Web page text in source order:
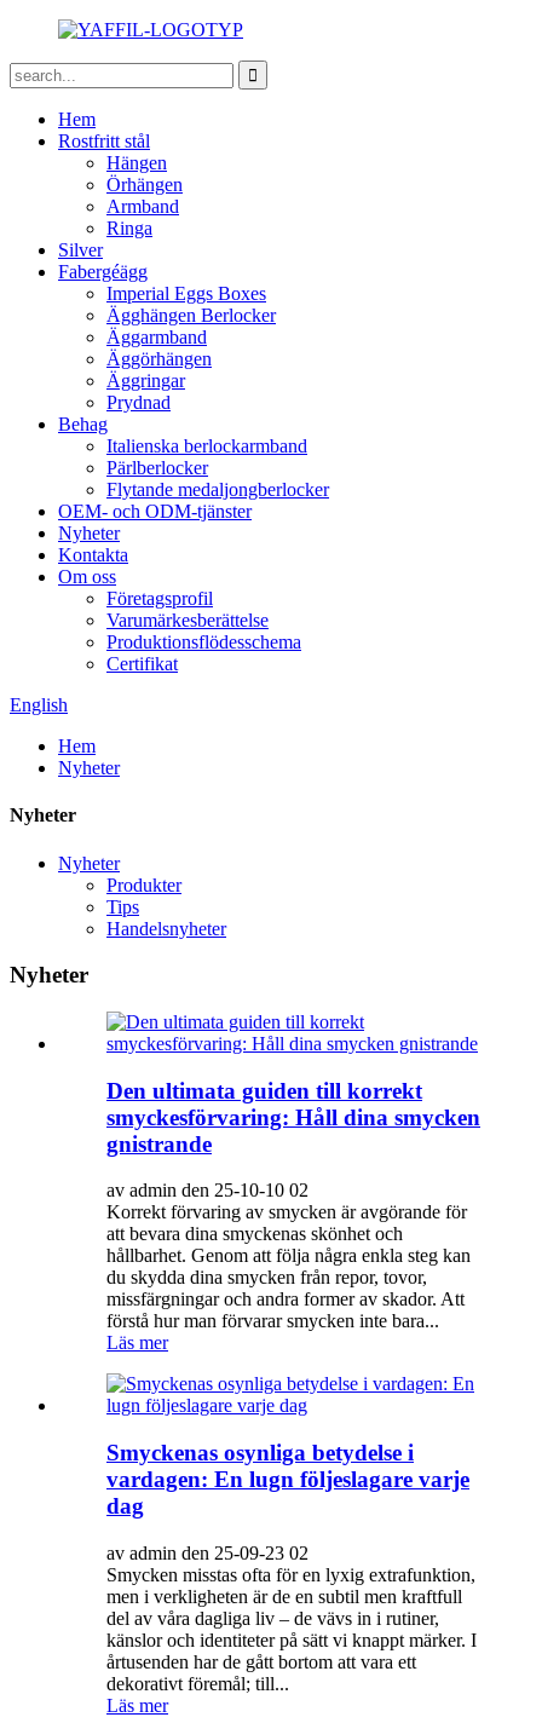
Hem
Rostfritt stål
Hängen
Örhängen
Armband
Ringa
Silver
Fabergéägg
Imperial Eggs Boxes
Ägghängen Berlocker
Äggarmband
Äggörhängen
Äggringar
Prydnad
Behag
Italienska berlockarmband
Pärlberlocker
Flytande medaljongberlocker
OEM- och ODM-tjänster
Nyheter
Kontakta
Om oss
Företagsprofil
Varumärkesberättelse
Produktionsflödesschema
Certifikat
English
Hem
Nyheter
Nyheter
Nyheter
Produkter
Tips
Handelsnyheter
Nyheter
Den ultimata guiden till korrekt
smyckesförvaring: Håll dina smycken
gnistrande
av admin den 25-10-10 02
Korrekt förvaring av smycken är avgörande för
att bevara dina smyckenas skönhet och
hållbarhet. Genom att följa några enkla steg kan
du skydda dina smycken från repor, tovor,
missfärgningar och andra former av skador. Att
förstå hur man förvarar smycken inte bara...
Läs mer
Smyckenas osynliga betydelse i
vardagen: En lugn följeslagare varje
dag
av admin den 25-09-23 02
Smycken misstas ofta för en lyxig extrafunktion,
men i verkligheten är de en subtil men kraftfull
del av våra dagliga liv – de vävs in i rutiner,
känslor och identiteter på sätt vi knappt märker. I
årtusenden har de gått bortom att vara ett
dekorativt föremål; till...
Läs mer